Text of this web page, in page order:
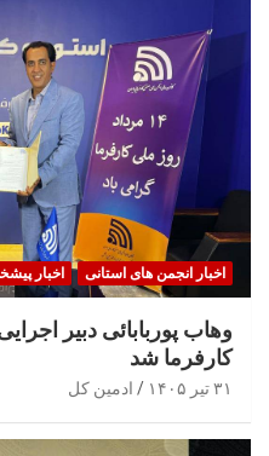
اخبار انجمن های استانی اخبار
وهاب پوربابائی دبیر
کارفرما شد
۳۱ تیر ۱۴۰۵ ادمین کل